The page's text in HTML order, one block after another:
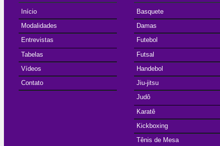
Início
Modalidades
Entrevistas
Tabelas
Vídeos
Contato
Basquete
Damas
Futebol
Futsal
Handebol
Jiu-jitsu
Judô
Karatê
Kickboxing
Tênis de Mesa